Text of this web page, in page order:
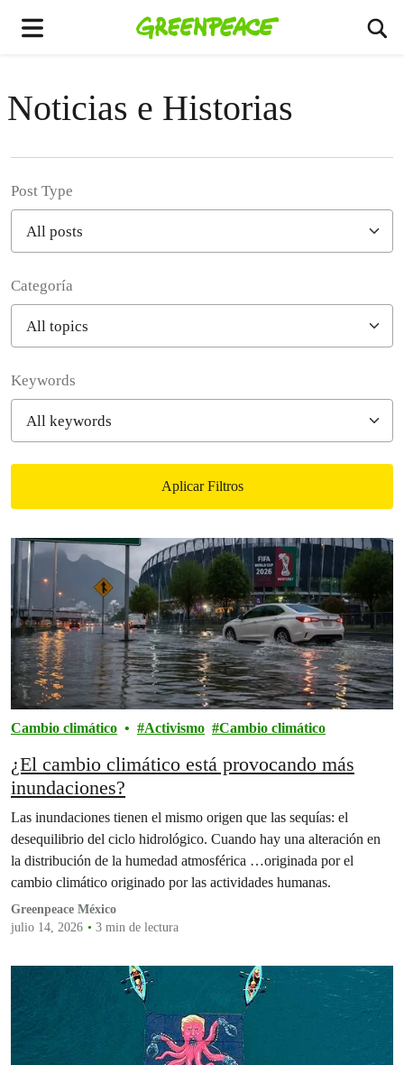
Noticias e Historias
Post Type
Categoría
Keywords
Aplicar Filtros
Filtered results
Cambio climático Activismo Cambio climático
¿El cambio climático está provocando más
inundaciones?
Las inundaciones tienen el mismo origen que las sequías: el
desequilibrio del ciclo hidrológico. Cuando hay una alteración en
la distribución de la humedad atmosférica …originada por el
cambio climático originado por las actividades humanas.
Greenpeace México
julio 14, 2026
3 min de lectura